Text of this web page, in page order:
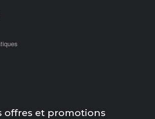
offres et promotions